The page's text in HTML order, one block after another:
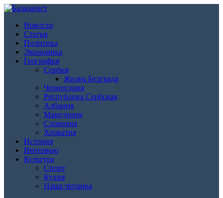
Новости
Статьи
Политика
Экономика
География
Сербия
Жизнь Белграда
Черногория
Республика Сербская
Албания
Македония
Словения
Хорватия
История
Интервью
Культура
Спорт
Кухня
Наша читанка